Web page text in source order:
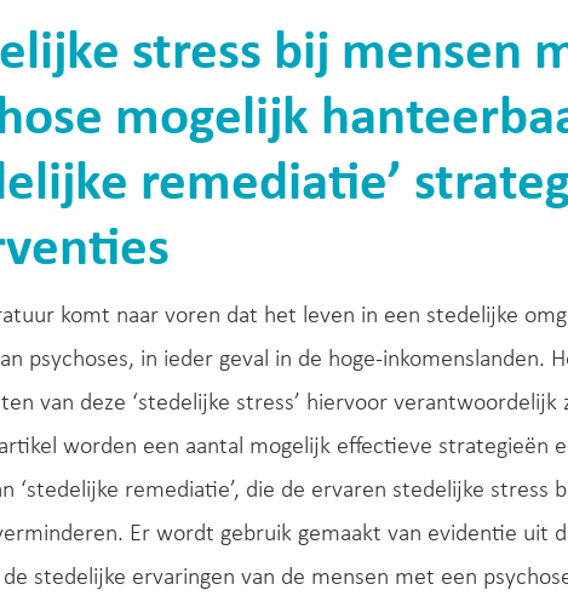
stress bij mensen
mogelijk
remediatie’
komt naar voren dat het leven in een stedelijke
psychoses, in ieder geval in de hoge-inkomenslanden.
van deze ‘stedelijke stress’ hiervoor
worden een aantal mogelijk effectieve strategieën
‘stedelijke remediatie’, die de ervaren stedelijke stress
Er wordt gebruik gemaakt van evidentie uit
stedelijke ervaringen van de mensen met een